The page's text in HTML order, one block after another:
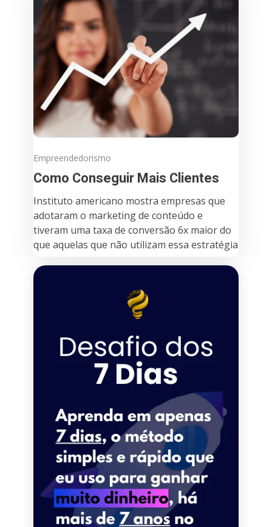
Empreendedorismo
Como Conseguir Mais Clientes
Instituto americano mostra empresas que
adotaram o marketing de conteúdo e
tiveram uma taxa de conversão 6x maior do
que aquelas que não utilizam essa estratégia